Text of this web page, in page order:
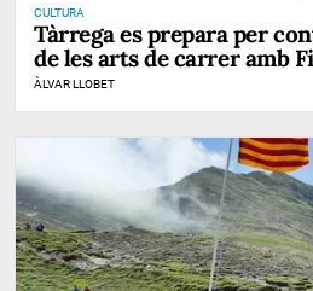
CULTURA
Tàrrega es prepara per
de les arts de carrer amb
ÀLVAR LLOBET